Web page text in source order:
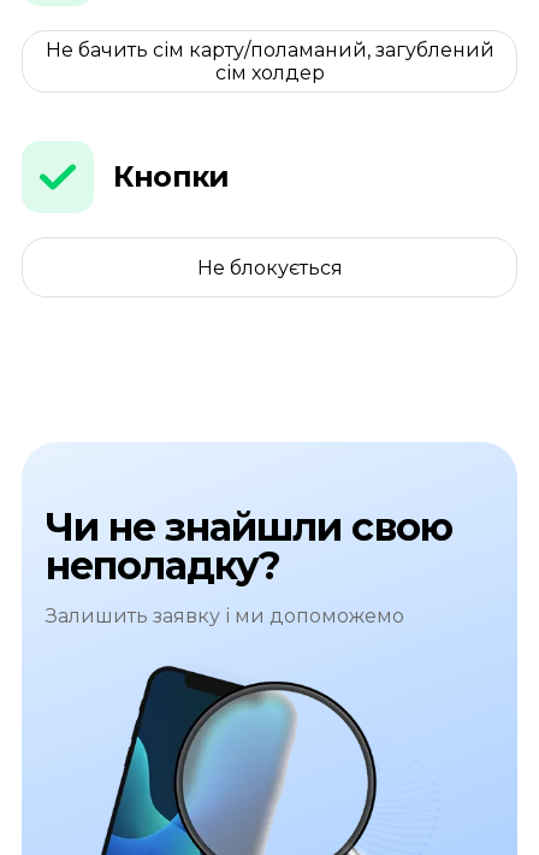
Не бачить сім карту/поламаний, загублений
сім холдер
Кнопки
Не блокується
Чи не знайшли свою
неполадку?
Залишить заявку і ми допоможемо